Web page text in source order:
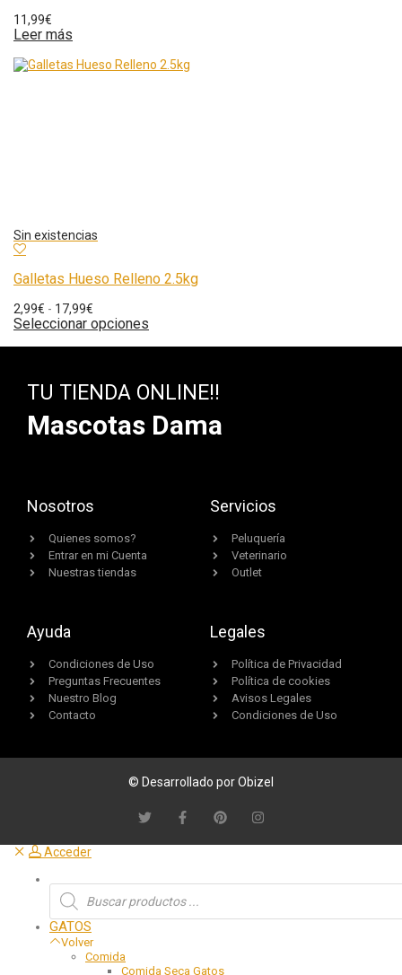
11,99€
Leer más
Galletas Hueso Relleno 2.5kg
2,99€ - 17,99€
Seleccionar opciones
TU TIENDA ONLINE!!
Mascotas Dama
Nosotros
Quienes somos?
Entrar en mi Cuenta
Nuestras tiendas
Servicios
Peluquería
Veterinario
Outlet
Ayuda
Condiciones de Uso
Preguntas Frecuentes
Nuestro Blog
Contacto
Legales
Política de Privacidad
Política de cookies
Avisos Legales
Condiciones de Uso
© Desarrollado por Obizel
Acceder
GATOS
Volver
Comida
Comida Seca Gatos